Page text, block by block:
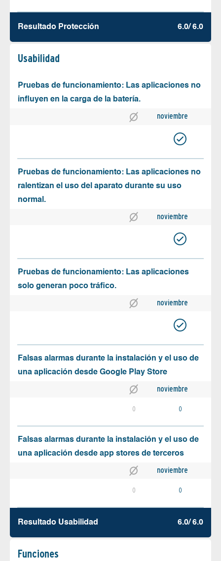
Resultado Protección 6.0/ 6.0
Usabilidad
Pruebas de funcionamiento: Las aplicaciones no
influyen en la carga de la batería.
noviembre
Pruebas de funcionamiento: Las aplicaciones no
ralentizan el uso del aparato durante su uso
normal.
noviembre
Pruebas de funcionamiento: Las aplicaciones
solo generan poco tráfico.
noviembre
Falsas alarmas durante la instalación y el uso de
una aplicación desde Google Play Store
noviembre
0 0
Falsas alarmas durante la instalación y el uso de
una aplicación desde app stores de terceros
noviembre
0 0
Resultado Usabilidad 6.0/ 6.0
Funciones